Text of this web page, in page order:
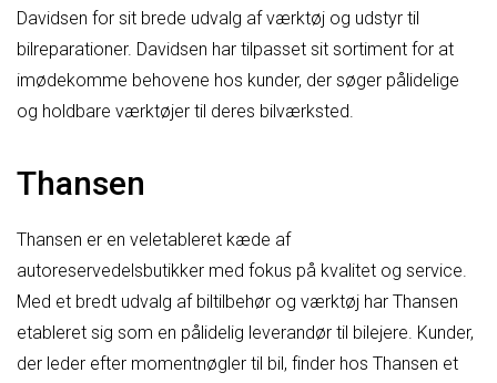
Davidsen for sit brede udvalg af værktøj og udstyr til
bilreparationer. Davidsen har tilpasset sit sortiment for at
imødekomme behovene hos kunder, der søger pålidelige
og holdbare værktøjer til deres bilværksted.
Thansen
Thansen er en veletableret kæde af
autoreservedelsbutikker med fokus på kvalitet og service.
Med et bredt udvalg af biltilbehør og værktøj har Thansen
etableret sig som en pålidelig leverandør til bilejere. Kunder,
der leder efter momentnøgler til bil, finder hos Thansen et